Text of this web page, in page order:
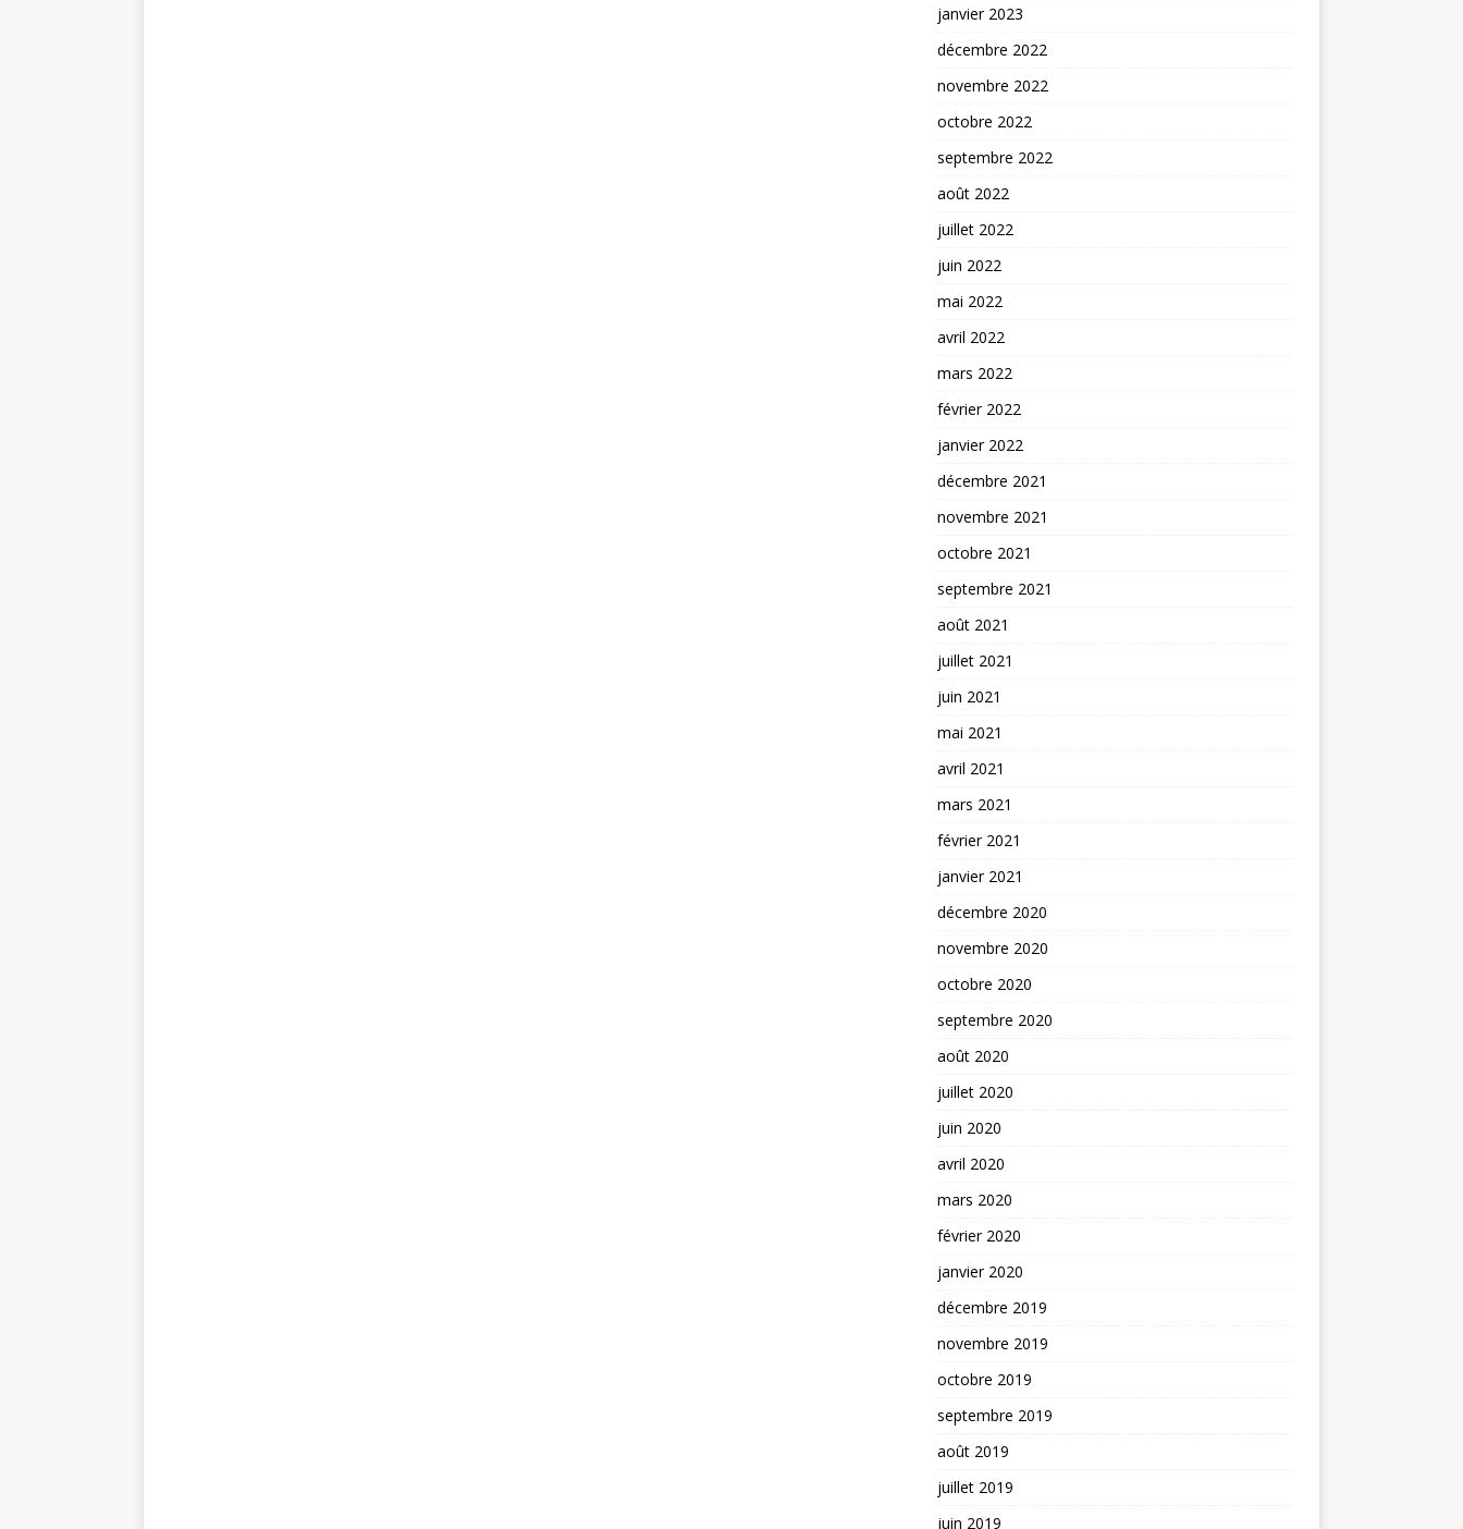
janvier 2023
décembre 2022
novembre 2022
octobre 2022
septembre 2022
août 2022
juillet 2022
juin 2022
mai 2022
avril 2022
mars 2022
février 2022
janvier 2022
décembre 2021
novembre 2021
octobre 2021
septembre 2021
août 2021
juillet 2021
juin 2021
mai 2021
avril 2021
mars 2021
février 2021
janvier 2021
décembre 2020
novembre 2020
octobre 2020
septembre 2020
août 2020
juillet 2020
juin 2020
avril 2020
mars 2020
février 2020
janvier 2020
décembre 2019
novembre 2019
octobre 2019
septembre 2019
août 2019
juillet 2019
juin 2019